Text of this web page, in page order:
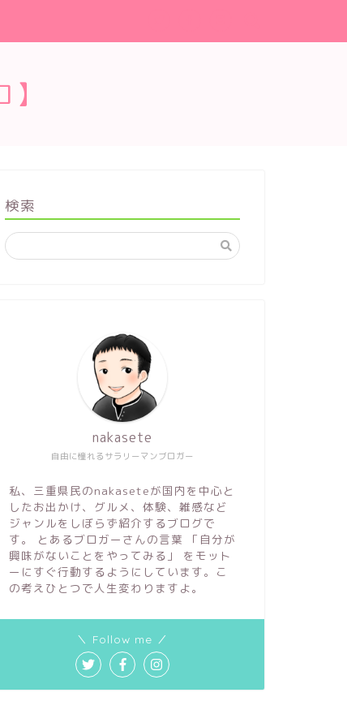
検索
自由に憧れるサラリーマンブロガー
nakasete
私、三重県民のnakaseteが国内を中心と
したお出かけ、グルメ、体験、雑感など
ジャンルをしぼらず紹介するブログで
す。 とあるブロガーさんの言葉 「自分が
興味がないことをやってみる」 をモット
ーにすぐ行動するようにしています。こ
の考えひとつで人生変わりますよ。
＼ Follow me ／